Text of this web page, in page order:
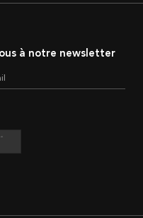
à notre newsletter